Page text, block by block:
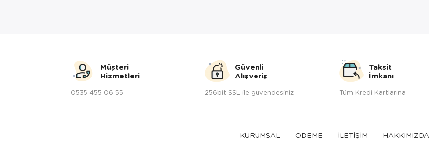
Müşteri
Hizmetleri
0535 455 06 55
Güvenli
Alışveriş
256bit SSL ile güvendesiniz
Taksit
İmkanı
Tüm Kredi Kartlarına
KURUMSAL ÖDEME İLETİŞİM HAKKIMIZDA